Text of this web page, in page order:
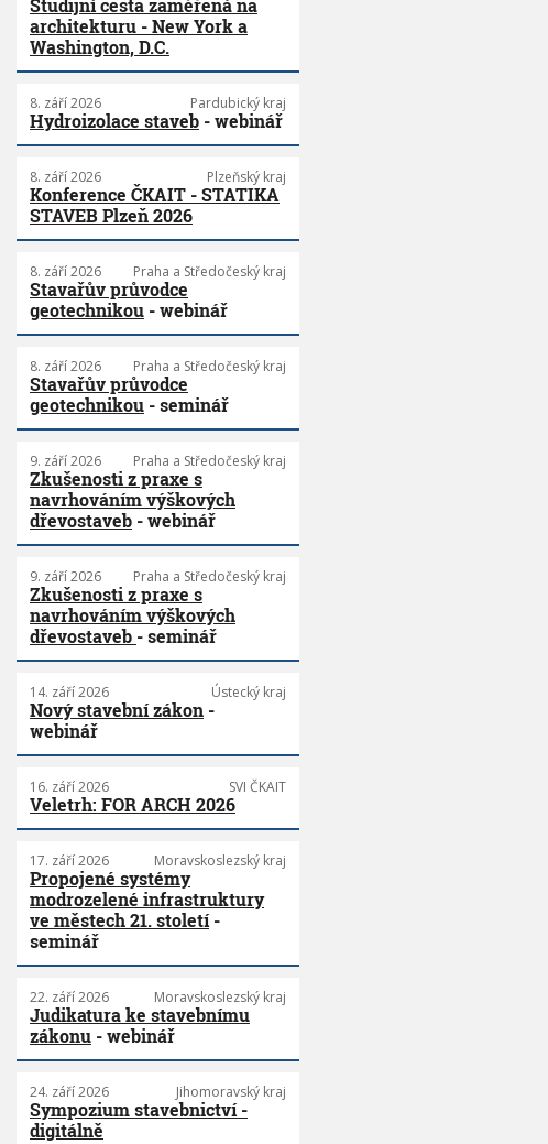
Studijní cesta zaměřená na
architekturu - New York a
Washington, D.C.
8. září 2026 Pardubický kraj
Hydroizolace staveb - webinář
8. září 2026 Plzeňský kraj
Konference ČKAIT - STATIKA
STAVEB Plzeň 2026
8. září 2026 Praha a Středočeský kraj
Stavařův průvodce
geotechnikou - webinář
8. září 2026 Praha a Středočeský kraj
Stavařův průvodce
geotechnikou - seminář
9. září 2026 Praha a Středočeský kraj
Zkušenosti z praxe s
navrhováním výškových
dřevostaveb - webinář
9. září 2026 Praha a Středočeský kraj
Zkušenosti z praxe s
navrhováním výškových
dřevostaveb - seminář
14. září 2026 Ústecký kraj
Nový stavební zákon -
webinář
16. září 2026 SVI ČKAIT
Veletrh: FOR ARCH 2026
17. září 2026 Moravskoslezský kraj
Propojené systémy
modrozelené infrastruktury
ve městech 21. století-
seminář
22. září 2026 Moravskoslezský kraj
Judikatura ke stavebnímu
zákonu - webinář
24. září 2026 Jihomoravský kraj
Sympozium stavebnictví -
digitálně